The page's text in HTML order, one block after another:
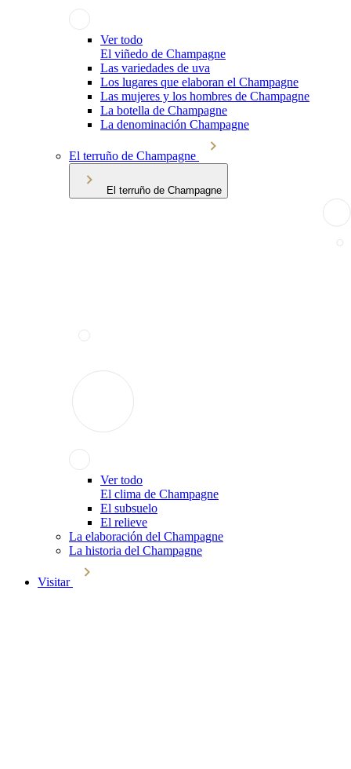
Ver todo
El viñedo de Champagne
Las variedades de uva
Los lugares que elaboran el Champagne
Las mujeres y los hombres de Champagne
La botella de Champagne
La denominación Champagne
El terruño de Champagne
El terruño de Champagne
Ver todo
El clima de Champagne
El subsuelo
El relieve
La elaboración del Champagne
La historia del Champagne
Visitar